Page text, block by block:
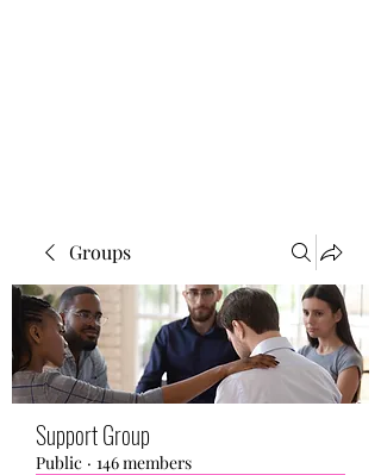
Groups
Support Group
Public · 146 members